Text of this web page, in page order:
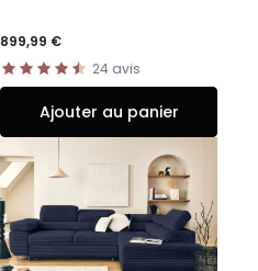
899,99 €
24 avis
Ajouter au panier